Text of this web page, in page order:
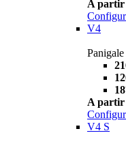
A partir
V4
A partir
V4 S